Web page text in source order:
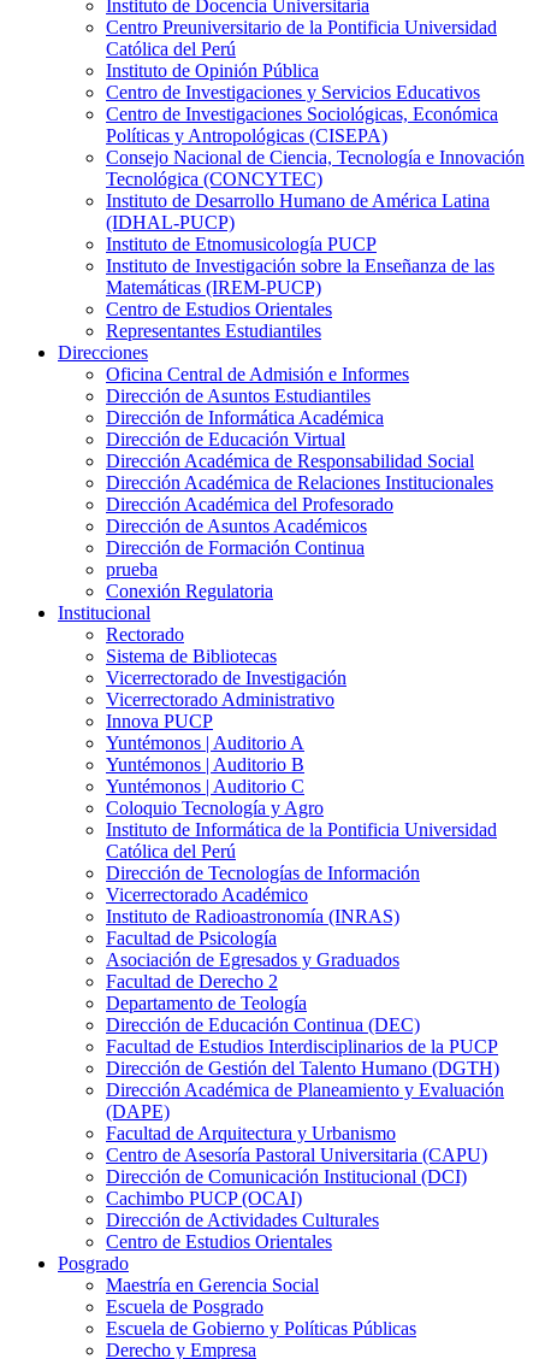
Instituto de Docencia Universitaria
Centro Preuniversitario de la Pontificia Universidad
Católica del Perú
Instituto de Opinión Pública
Centro de Investigaciones y Servicios Educativos
Centro de Investigaciones Sociológicas, Económica
Políticas y Antropológicas (CISEPA)
Consejo Nacional de Ciencia, Tecnología e Innovación
Tecnológica (CONCYTEC)
Instituto de Desarrollo Humano de América Latina
(IDHAL-PUCP)
Instituto de Etnomusicología PUCP
Instituto de Investigación sobre la Enseñanza de las
Matemáticas (IREM-PUCP)
Centro de Estudios Orientales
Representantes Estudiantiles
Direcciones
Oficina Central de Admisión e Informes
Dirección de Asuntos Estudiantiles
Dirección de Informática Académica
Dirección de Educación Virtual
Dirección Académica de Responsabilidad Social
Dirección Académica de Relaciones Institucionales
Dirección Académica del Profesorado
Dirección de Asuntos Académicos
Dirección de Formación Continua
prueba
Conexión Regulatoria
Institucional
Rectorado
Sistema de Bibliotecas
Vicerrectorado de Investigación
Vicerrectorado Administrativo
Innova PUCP
Yuntémonos | Auditorio A
Yuntémonos | Auditorio B
Yuntémonos | Auditorio C
Coloquio Tecnología y Agro
Instituto de Informática de la Pontificia Universidad
Católica del Perú
Dirección de Tecnologías de Información
Vicerrectorado Académico
Instituto de Radioastronomía (INRAS)
Facultad de Psicología
Asociación de Egresados y Graduados
Facultad de Derecho 2
Departamento de Teología
Dirección de Educación Continua (DEC)
Facultad de Estudios Interdisciplinarios de la PUCP
Dirección de Gestión del Talento Humano (DGTH)
Dirección Académica de Planeamiento y Evaluación
(DAPE)
Facultad de Arquitectura y Urbanismo
Centro de Asesoría Pastoral Universitaria (CAPU)
Dirección de Comunicación Institucional (DCI)
Cachimbo PUCP (OCAI)
Dirección de Actividades Culturales
Centro de Estudios Orientales
Posgrado
Maestría en Gerencia Social
Escuela de Posgrado
Escuela de Gobierno y Políticas Públicas
Derecho y Empresa